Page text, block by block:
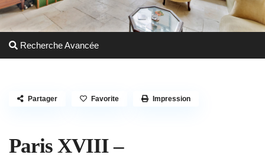
Recherche Avancée
Paris XVIII –
Partager Favorite Impression